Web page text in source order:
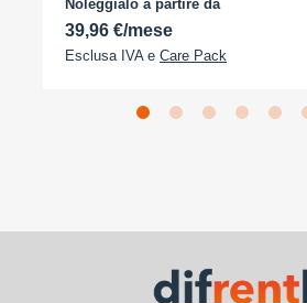
Noleggialo a partire da
39,96 €/mese
Esclusa IVA e Care Pack